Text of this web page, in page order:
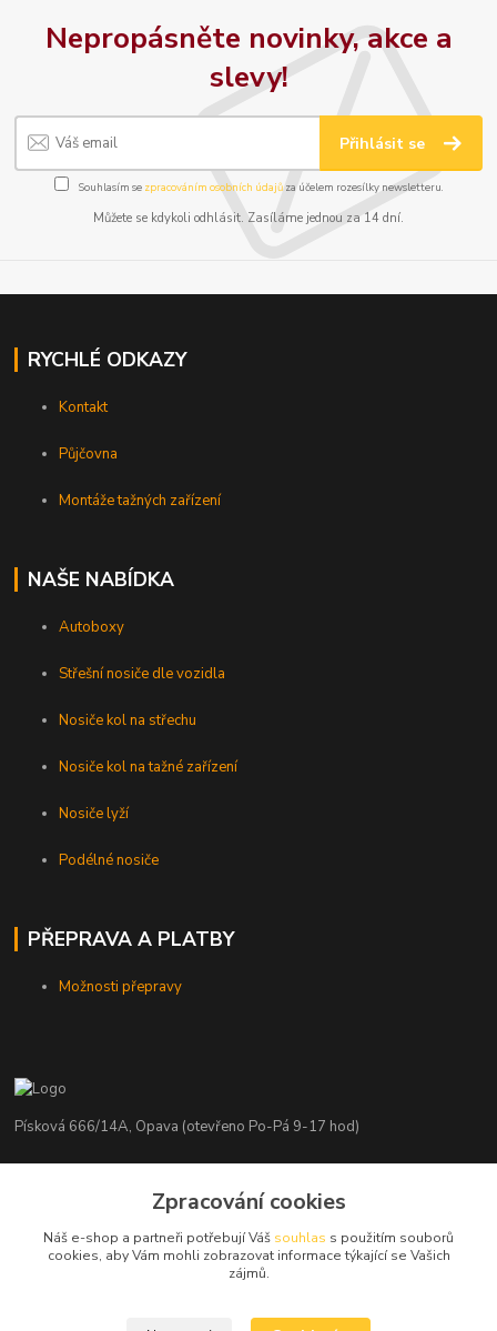
Nepropásněte novinky, akce a
slevy!
Přihlásit se
Souhlasím se zpracováním osobních údajůza účelem rozesílky newsletteru.
Můžete se kdykoli odhlásit. Zasíláme jednou za 14 dní.
RYCHLÉ ODKAZY
Kontakt
Půjčovna
Montáže tažných zařízení
NAŠE NABÍDKA
Autoboxy
Střešní nosiče dle vozidla
Nosiče kol na střechu
Nosiče kol na tažné zařízení
Nosiče lyží
Podélné nosiče
PŘEPRAVA A PLATBY
Možnosti přepravy
Písková 666/14A, Opava (otevřeno Po-Pá 9-17 hod)
+420 776 839 986
info@nosice.com
Zpracování cookies
Náš e-shop a partneři potřebují Váš souhlas s použitím souborů
cookies, aby Vám mohli zobrazovat informace týkající se Vašich
zájmů.